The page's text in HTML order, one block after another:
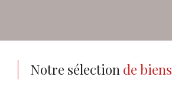
Notre sélection de biens